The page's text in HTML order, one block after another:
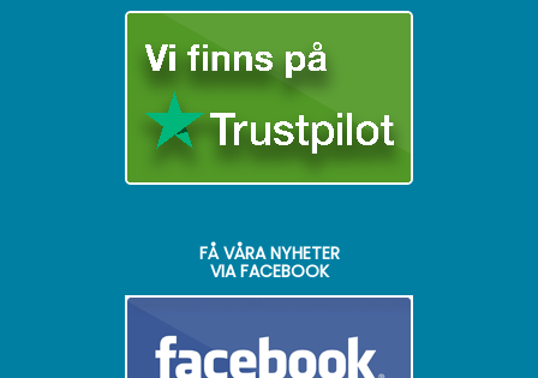
FÅ VÅRA NYHETER
VIA FACEBOOK